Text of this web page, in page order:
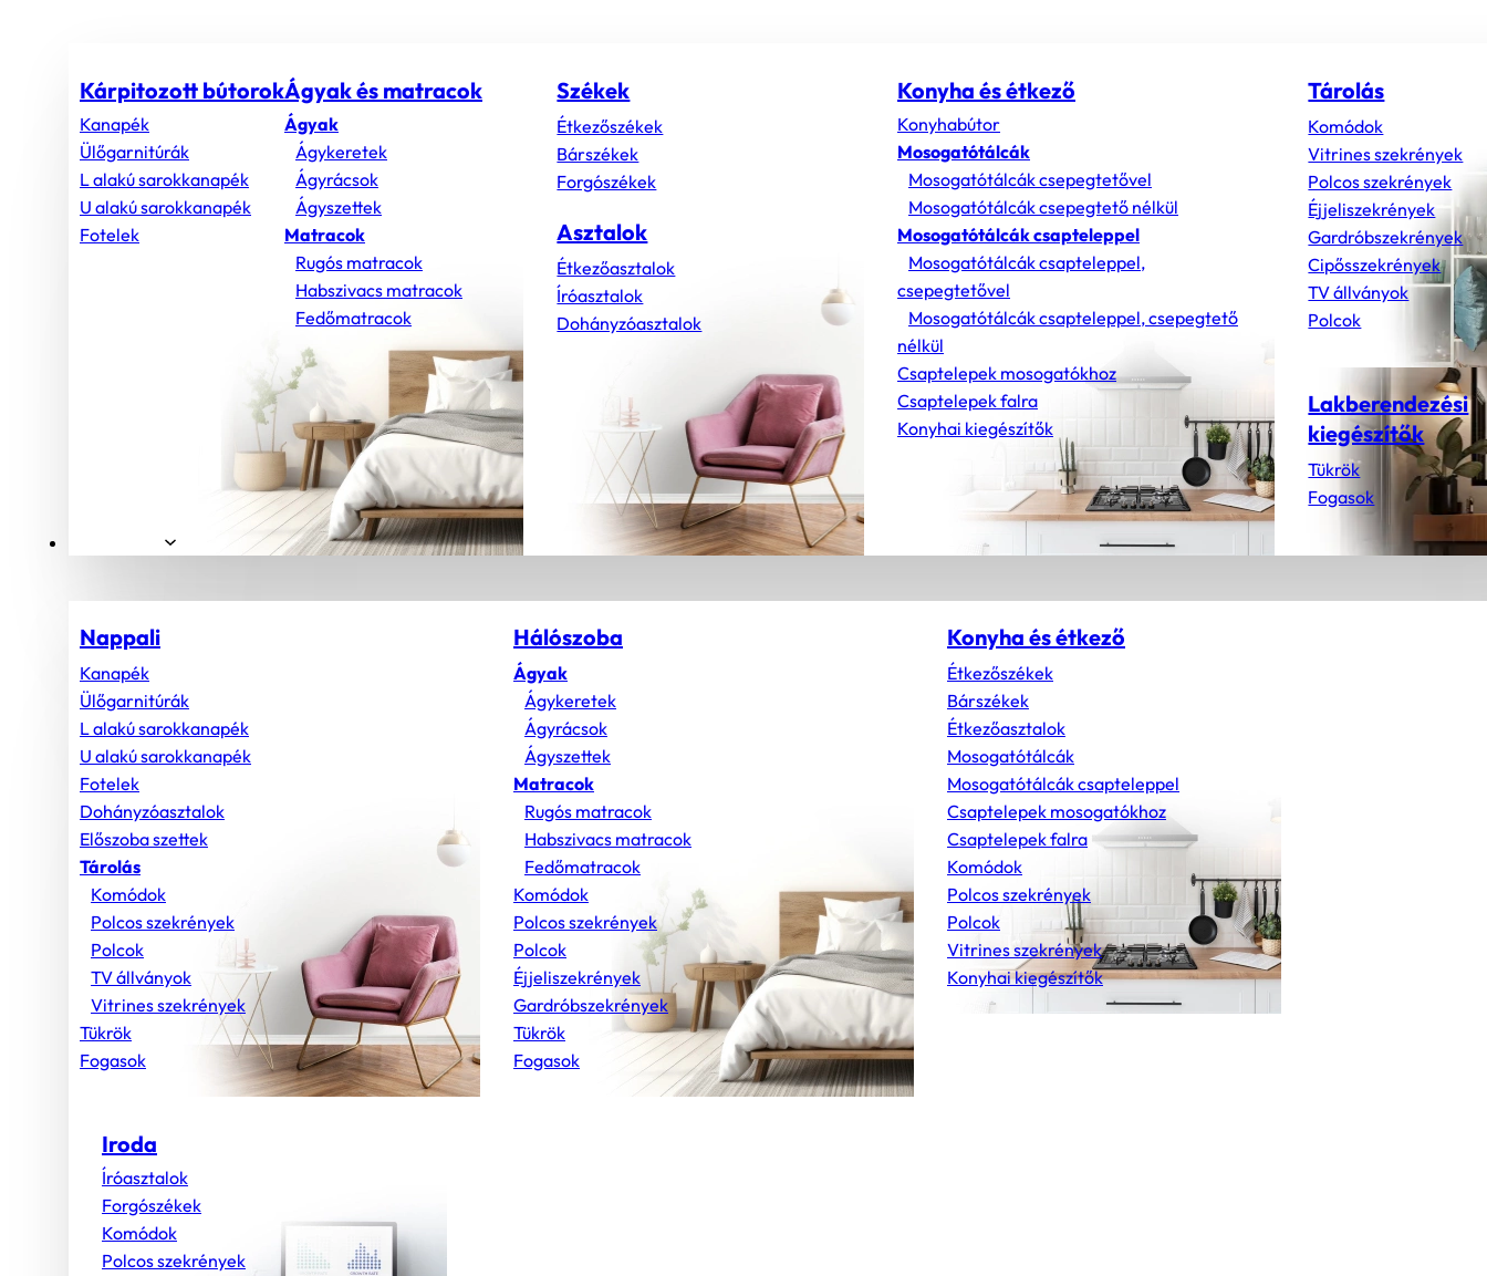
Kárpitozott bútorok
Kanapék
Ülőgarnitúrák
L alakú sarokkanapék
U alakú sarokkanapék
Fotelek
Ágyak és matracok
Ágyak
Ágykeretek
Ágyrácsok
Ágyszettek
Matracok
Rugós matracok
Habszivacs matracok
Fedőmatracok
Székek
Étkezőszékek
Bárszékek
Forgószékek
Asztalok
Étkezőasztalok
Íróasztalok
Dohányzóasztalok
Konyha és étkező
Konyhabútor
Mosogatótálcák
Mosogatótálcák csepegtetővel
Mosogatótálcák csepegtető nélkül
Mosogatótálcák csapteleppel
Mosogatótálcák csapteleppel,
csepegtetővel
Mosogatótálcák csapteleppel, csepegtető
nélkül
Csaptelepek mosogatókhoz
Csaptelepek falra
Konyhai kiegészítők
Tárolás
Komódok
Vitrines szekrények
Polcos szekrények
Éjjeliszekrények
Gardróbszekrények
Cipősszekrények
TV állványok
Polcok
Lakberendezési
kiegészítők
Tükrök
Fogasok
Nappali
Kanapék
Ülőgarnitúrák
L alakú sarokkanapék
U alakú sarokkanapék
Fotelek
Dohányzóasztalok
Előszoba szettek
Tárolás
Komódok
Polcos szekrények
Polcok
TV állványok
Vitrines szekrények
Tükrök
Fogasok
Hálószoba
Ágyak
Ágykeretek
Ágyrácsok
Ágyszettek
Matracok
Rugós matracok
Habszivacs matracok
Fedőmatracok
Komódok
Polcos szekrények
Polcok
Éjjeliszekrények
Gardróbszekrények
Tükrök
Fogasok
Konyha és étkező
Étkezőszékek
Bárszékek
Étkezőasztalok
Mosogatótálcák
Mosogatótálcák csapteleppel
Csaptelepek mosogatókhoz
Csaptelepek falra
Komódok
Polcos szekrények
Polcok
Vitrines szekrények
Konyhai kiegészítők
Iroda
Íróasztalok
Forgószékek
Komódok
Polcos szekrények